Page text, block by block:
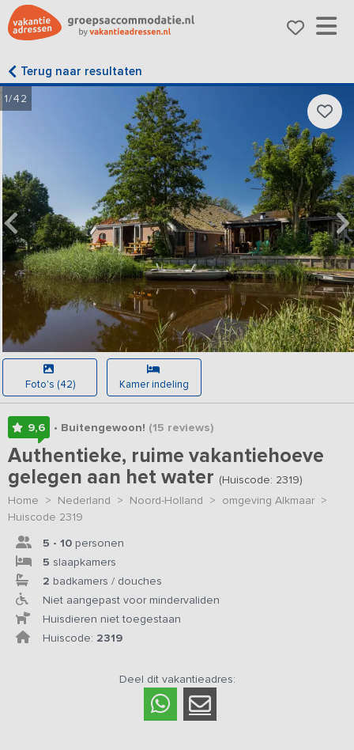
Terug naar resultaten
1/42
Foto's (42) Kamer indeling
9,6 • Buitengewoon! (15 reviews)
Authentieke, ruime vakantiehoeve
gelegen aan het water (Huiscode: 2319)
Home > Nederland > Noord-Holland > omgeving Alkmaar >
Huiscode 2319
5 - 10 personen
5 slaapkamers
2 badkamers / douches
Niet aangepast voor mindervaliden
Huisdieren niet toegestaan
Huiscode: 2319
Deel dit vakantieadres: